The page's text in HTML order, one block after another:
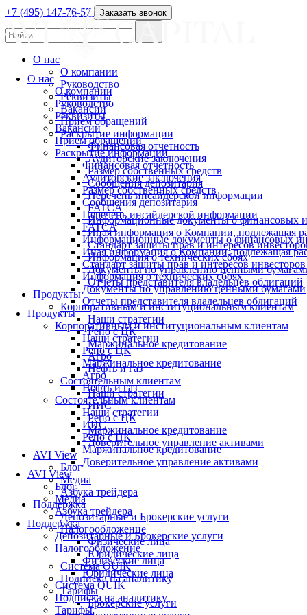
О нас
О компании
Руководство
Реквизиты
Вакансии
Прием обращений
Раскрытие информации
Финансовая отчетность
Аудиторские заключения
Размер собственных средств
Сообщения депозитария
Перечень инсайдерской информации
FATCA
Информационные документы о финансовых
Иная информация о Компании, подлежащая
Стандарт защиты прав и интересов инвесторов
Информация о технических сбоях
Документы по управлению ценными бумагами
Отчеты представителя владельцев облигаций
Продукты
Корпоративным и институциональным клиентам
Наши стратегии
Репо с ЦК
Маржинальное кредитование
Агро
Нефть и газ
Состоятельным клиентам
Наши стратегии
ИИС
Репо с ЦК
Маржинальное кредитование
Доверительное управление активами
AVI View
Блог
Медиа
Азбука трейдера
Поддержка
Депозитарные и Брокерские услуги
Налогообложение
Физические лица
Юридические лица
Система QUIK
Подписка на аналитику
Тарифы
+7 (495) 147-76-57 Заказать звонок
О нас
О компании
Руководство
Реквизиты
Вакансии
Прием обращений
Раскрытие информации
Финансовая отчетность
Аудиторские заключения
Размер собственных средств
Сообщения депозитария
Перечень инсайдерской информации
FATCA
Информационные документы о финансовых
Иная информация о Компании, подлежащая
Стандарт защиты прав и интересов
Информация о технических сбоях
Документы по управлению ценными
Отчеты представителя владельцев облигаций
Продукты
Корпоративным и институциональным клиентам
Наши стратегии
Репо с ЦК
Маржинальное кредитование
Агро
Нефть и газ
Состоятельным клиентам
Наши стратегии
ИИС
Репо с ЦК
Маржинальное кредитование
Доверительное управление активами
AVI View
Блог
Медиа
Азбука трейдера
Поддержка
Депозитарные и Брокерские услуги
Налогообложение
Физические лица
Юридические лица
Система QUIK
Подписка на аналитику
Тарифы
Брокерские услуги